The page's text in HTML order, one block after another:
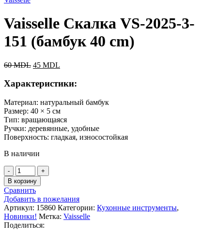
Vaisselle Скалка VS-2025-3-
151 (бамбук 40 cm)
60MDL 45 MDL
Характеристики:
Материал: натуральный бамбук
Размер: 40 × 5 см
Тип: вращающаяся
Ручки: деревянные, удобные
Поверхность: гладкая, износостойкая
В наличии
В корзину
Сравнить
Добавить в пожелания
Артикул: 15860 Категории: Кухонные инструменты,
Новинки! Метка: Vaisselle
Поделиться: